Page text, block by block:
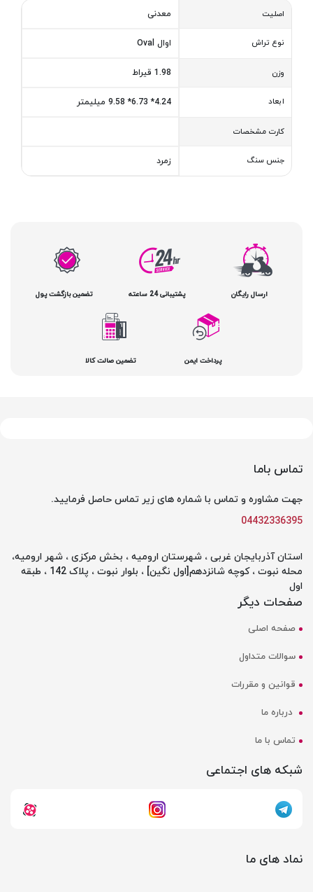
اصلیت معدنی
نوع تراش اوال Oval
وزن 1.98 قیراط
ابعاد 4.24* 6.73* 9.58 میلیمتر
کارت مشخصات
جنس سنگ زمرد
ارسال رایگان پشتیبانی 24 ساعته تضمین بازگشت پول
پرداخت ایمن تضمین صالت کالا
تماس باما
جهت مشاوره و تماس با شماره های زیر تماس حاصل فرمایید.
04432336395
استان آذربایجان غربی ، شهرستان ارومیه ، بخش مرکزی ، شهر ارومیه،
محله نبوت ، کوچه شانزدهم[اول نگین] ، بلوار نبوت ، پلاک 142 ، طبقه
اول
صفحات دیگر
صفحه اصلی
سوالات متداول
قوانین و مقررات
درباره ما
تماس با ما
شبکه های اجتماعی
نماد های ما